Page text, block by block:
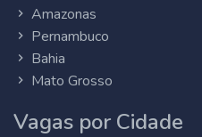
Amazonas
Pernambuco
Bahia
Mato Grosso
Vagas por Cidade